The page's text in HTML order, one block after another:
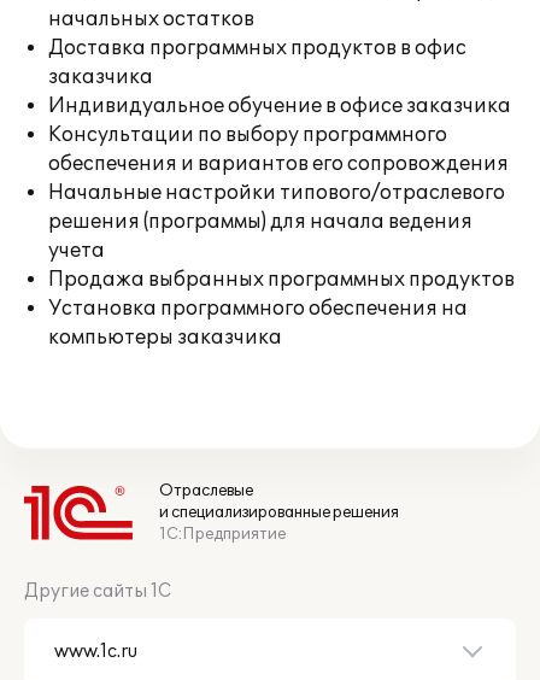
начальных остатков
Доставка программных продуктов в офис
заказчика
Индивидуальное обучение в офисе заказчика
Консультации по выбору программного
обеспечения и вариантов его сопровождения
Начальные настройки типового/отраслевого
решения (программы) для начала ведения
учета
Продажа выбранных программных продуктов
Установка программного обеспечения на
компьютеры заказчика
Отраслевые
и специализированные решения
1С:Предприятие
Другие сайты 1С